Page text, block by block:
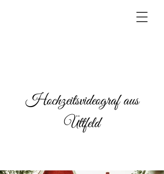
Hochzeitsvideograf aus
Üttfeld